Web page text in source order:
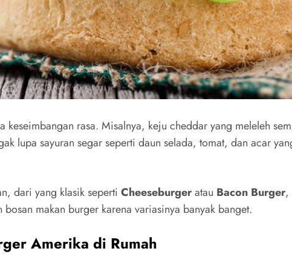
rasa. Misalnya, keju cheddar yang meleleh
lupa sayuran segar seperti daun selada, tomat, dan acar
dari yang klasik seperti Cheeseburgeratau Bacon Burger,
bosan makan burger karena variasinya banyak banget.
Amerika di Rumah